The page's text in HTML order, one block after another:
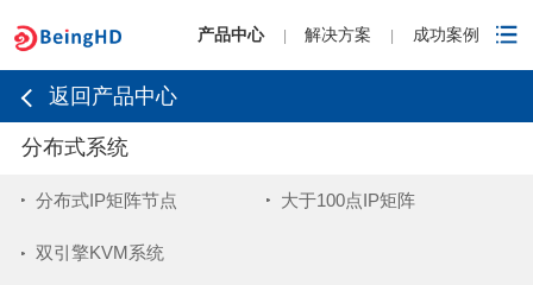
产品中心 | 解决方案 | 成功案例
返回产品中心
分布式系统
分布式IP矩阵节点 大于100点IP矩阵
双引擎KVM系统